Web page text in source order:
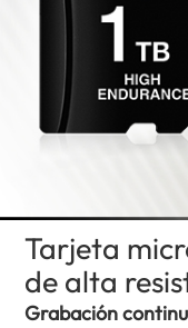
Tarjeta
de alta
Grabación